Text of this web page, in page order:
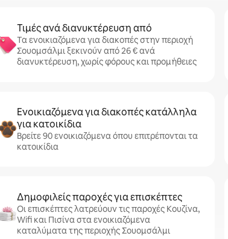
Τιμές ανά διανυκτέρευση από
Τα ενοικιαζόμενα για διακοπές στην περιοχή
Σουομσάλμι ξεκινούν από 26 € ανά
διανυκτέρευση, χωρίς φόρους και προμήθειες
Ενοικιαζόμενα για διακοπές κατάλληλα
για κατοικίδια
Βρείτε 90 ενοικιαζόμενα όπου επιτρέπονται τα
κατοικίδια
Δημοφιλείς παροχές για επισκέπτες
Οι επισκέπτες λατρεύουν τις παροχές Κουζίνα,
Wifi και Πισίνα στα ενοικιαζόμενα
καταλύματα της περιοχής Σουομσάλμι